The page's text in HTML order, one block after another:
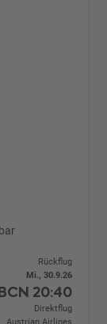
Rückflug
Mi., 30.9.26
20:40
Direktflug